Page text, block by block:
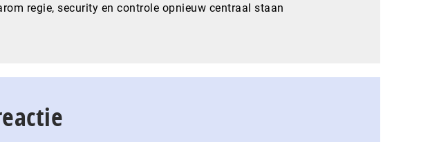
regie, security en controle opnieuw centraal staan